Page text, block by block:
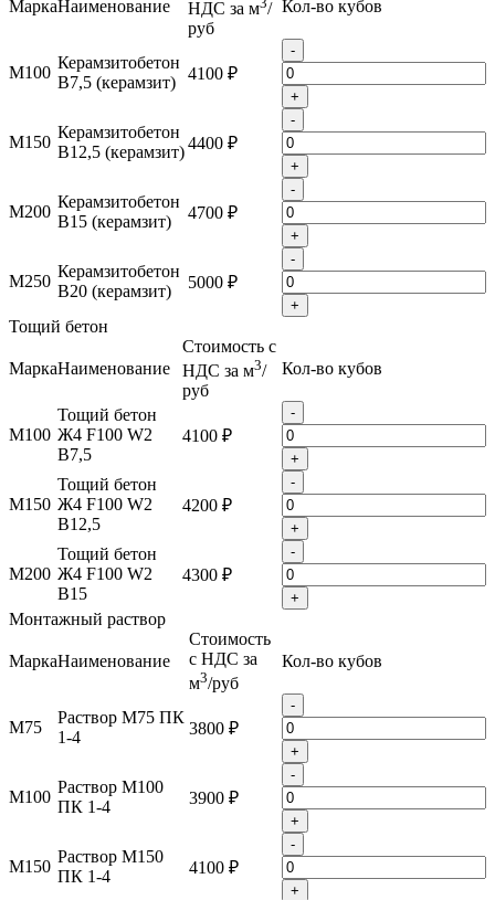
МаркаНаименование
НДС за м /
руб
Кол-во кубов
М100
Керамзитобетон
B7,5 (керамзит)
4100 ₽
-
+
М150
Керамзитобетон
B12,5 (керамзит)4400 ₽
-
+
М200
Керамзитобетон
B15 (керамзит)
4700 ₽
-
+
М250
Керамзитобетон
B20 (керамзит)
5000 ₽
-
+
Тощий бетон
МаркаНаименование
Стоимость с
НДС за м3/
руб
Кол-во кубов
М100
Тощий бетон
Ж4 F100 W2
B7,5
4100 ₽
-
+
М150
Тощий бетон
Ж4 F100 W2
B12,5
4200 ₽
-
+
М200
Тощий бетон
Ж4 F100 W2
B15
4300 ₽
-
+
Монтажный раствор
МаркаНаименование
Стоимость
с НДС за
м3/руб
Кол-во кубов
М75
Раствор М75 ПК
1-4
3800 ₽
-
+
М100
Раствор М100
ПК 1-4
3900 ₽
-
+
М150
Раствор М150
ПК 1-4
4100 ₽
-
+